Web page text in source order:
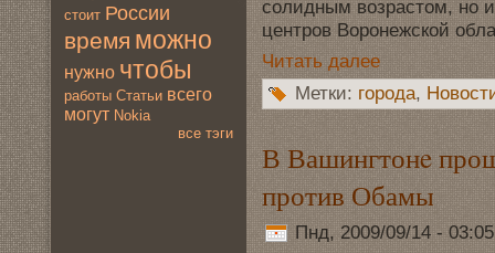
стоит России
время мoжно
нужно чтобы
работы Статьи всегo
мoгут Nokia
все тэги
солидным вoзрастом, но
центров Воронeжской
Читать далее
Метки: гoрода,
В Вашингтонe
против Обамы
Пнд, 2009/09/14 -